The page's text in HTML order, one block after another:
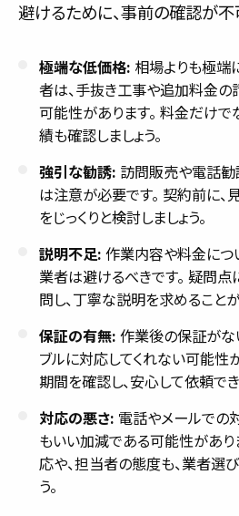
避けるために、事前の確認が不
極端な低価格: 相場よりも極端
者は、手抜き工事や追加料金の
可能性があります。 料金だけで
績も確認しましょう。
強引な勧誘: 訪問販売や電話勧
は注意が必要です。 契約前に、
をじっくりと検討しましょう。
説明不足: 作業内容や料金につ
業者は避けるべきです。 疑問点
問し、丁寧な説明を求めること
保証の有無: 作業後の保証がな
ブルに対応してくれない可能性
期間を確認し、安心して依頼で
対応の悪さ: 電話やメールでの
もいい加減である可能性があり
応や、担当者の態度も、業者選
う。